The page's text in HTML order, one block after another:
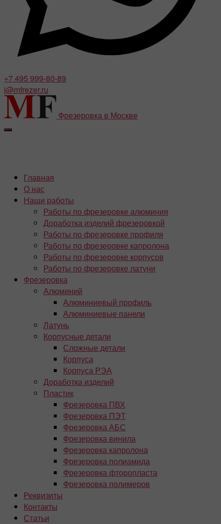
+7 495 999-80-89
i@mfrezer.ru
Фрезеровка в Москве
Главная
О нас
Наши работы
Работы по фрезеровке алюминия
Доработка изделий фрезеровкой
Работы по фрезеровке профиля
Работы по фрезеровке капролона
Работы по фрезеровке корпусов
Работы по фрезеровке латуни
Фрезеровка
Алюминий
Алюминиевый профиль
Алюминиевые панели
Латунь
Корпусные детали
Сложные детали
Корпуса
Корпуса РЭА
Доработка изделий
Пластик
Фрезеровка ПВХ
Фрезеровка ПЭТ
Фрезеровка АБС
Фрезеровка винила
Фрезеровка капролона
Фрезеровка полиамида
Фрезеровка фторопласта
Фрезеровка полимеров
Реквизиты
Контакты
Статьи